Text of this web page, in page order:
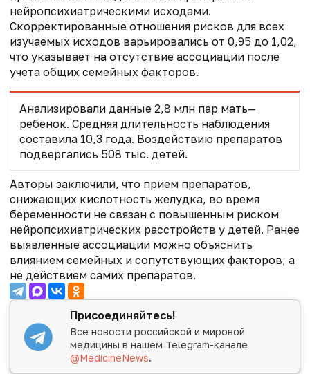
нейропсихиатрическими исходами.
Скорректированные отношения рисков для всех
изучаемых исходов варьировались от 0,95 до 1,02,
что указывает на отсутствие ассоциации после
учета общих семейных факторов.
Анализировали данные 2,8 млн пар мать—
ребенок. Средняя длительность наблюдения
составила 10,3 года. Воздействию препаратов
подвергались 508 тыс. детей.
Авторы заключили, что прием препаратов,
снижающих кислотность желудка, во время
беременности не связан с повышенным риском
нейропсихиатрических расстройств у детей. Ранее
выявленные ассоциации можно объяснить
влиянием семейных и сопутствующих факторов, а
не действием самих препаратов.
Присоединяйтесь!
Все новости российской и мировой
медицины в нашем Telegram-канале
@MedicineNews.